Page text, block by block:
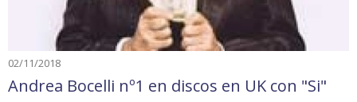
02/11/2018
Andrea Bocelli nº1 en discos en UK con "Si"